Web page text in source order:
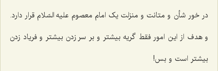
در خور شأن و متانت و منزلت یک امام معصوم علیه السّلام قرار دارد.
و هدف از این امور فقط گریه بیشتر و بر سر زدن بیشتر و فریاد زدن
بیشتر است و بس!